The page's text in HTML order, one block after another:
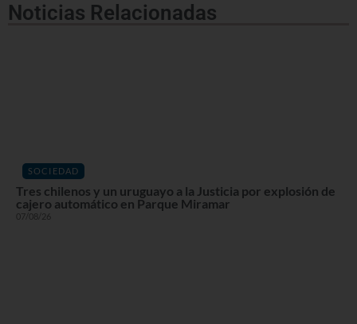
Noticias Relacionadas
SOCIEDAD
Tres chilenos y un uruguayo a la Justicia por explosión de
cajero automático en Parque Miramar
07/08/26